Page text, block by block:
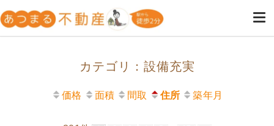
性のためのあつまる不動産
カテゴリ：設備充実
価格 面積 間取 住所 築年月